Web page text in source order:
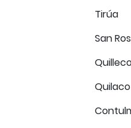
Tirúa
San
Quilaco